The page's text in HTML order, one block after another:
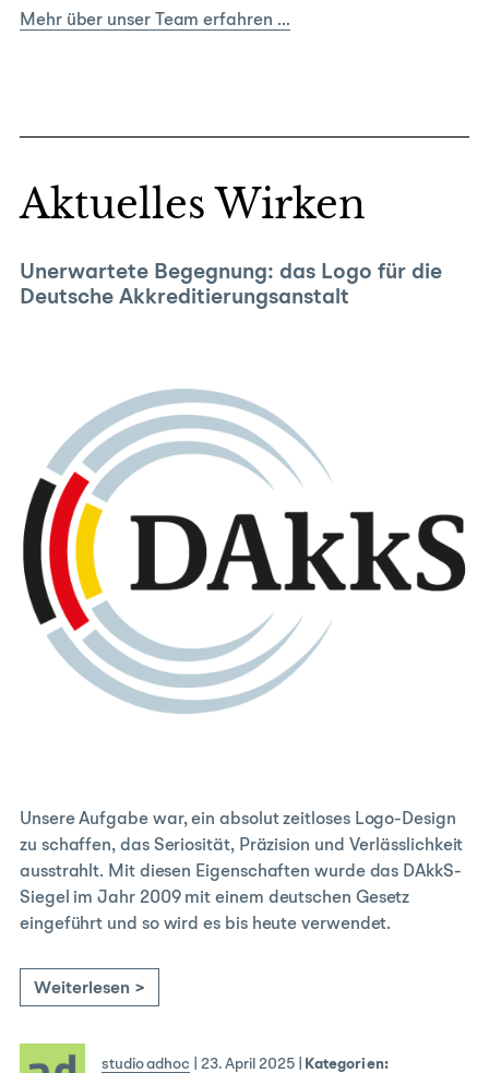
Mehr über unser Team erfahren …
Aktuelles Wirken
Unerwartete Begegnung: das Logo für die
Deutsche Akkreditierungsanstalt
Unsere Aufgabe war, ein absolut zeitloses Logo-Design
zu schaffen, das Seriosität, Präzision und Verlässlichkeit
ausstrahlt. Mit diesen Eigenschaften wurde das DAkkS-
Siegel im Jahr 2009 mit einem deutschen Gesetz
eingeführt und so wird es bis heute verwendet.
Weiterlesen >
studio adhoc 23. April 2025|
Kategorien: